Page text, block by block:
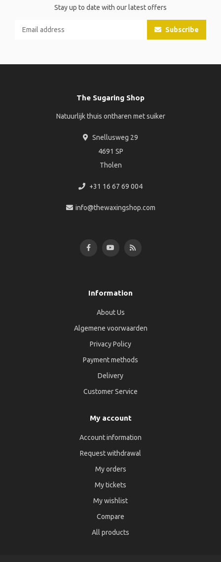
Stay up to date with our latest offers
Subscribe
The Sugaring Shop
Natuurlijk thuis ontharen met suiker
Snellusweg 29
4691 SP
Tholen
+31 16 67 69 004
info@thewaxingshop.com
Information
About Us
Algemene voorwaarden
Privacy Policy
Payment methods
Delivery
Customer Service
My account
Account information
Request withdrawal
My orders
My tickets
My wishlist
Compare
All products